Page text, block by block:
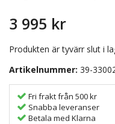
3 995 kr
Produkten är tyvärr slut i
Artikelnummer: 39-
Fri frakt från 500 kr
Snabba leveranser
Betala med Klarna